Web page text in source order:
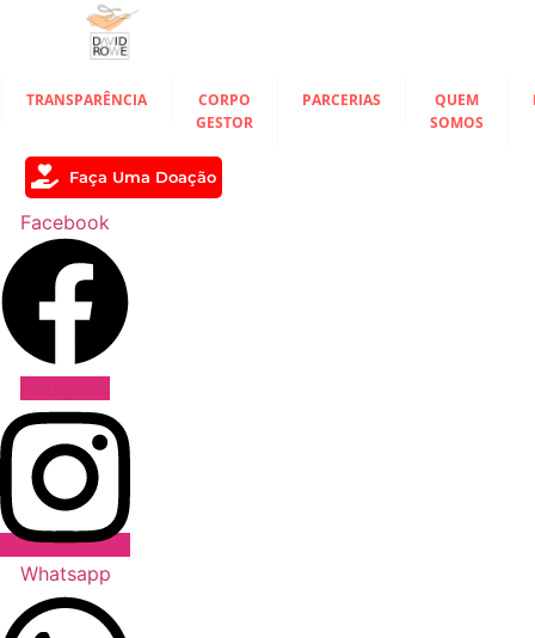
conteúdo
TRANSPARÊNCIA
CORPO
GESTOR
PARCERIAS
QUEM
SOMOS
Faça Uma Doação
Facebook
Whatsapp